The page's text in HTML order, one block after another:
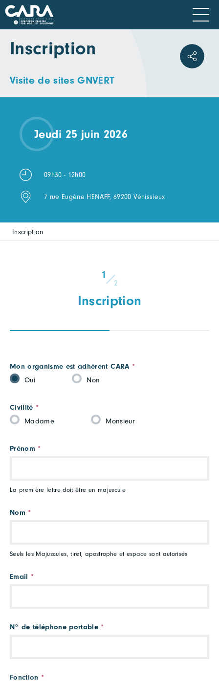
Inscription
Visite de sites GNVERT
Jeudi 25 juin 2026
09h30 - 12h00
7 rue Eugène HENAFF, 69200 Vénissieux
Inscription
1
2
Inscription
Inscription
événement
1
Mon organisme est adhérent CARA *
Oui
Non
Civilité *
Madame
Monsieur
Prénom *
La première lettre doit être en majuscule
Nom *
Seuls les Majuscules, tiret, apostrophe et espace sont autorisés
Email *
N° de téléphone portable *
Fonction *